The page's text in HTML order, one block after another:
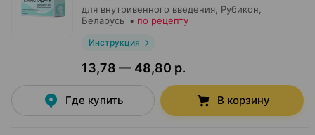
для внутривенного введения, Рубикон
Беларусь • по рецепту
Инструкция
13,78 — 48,80 р.
Где купить В корзину